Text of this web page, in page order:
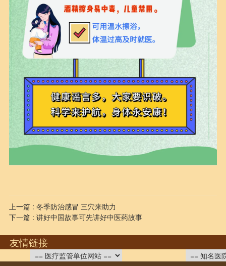
上一篇 : 冬季防治感冒 三穴来助力
下一篇 : 讲好中国故事可先讲好中医药故事
友情链接